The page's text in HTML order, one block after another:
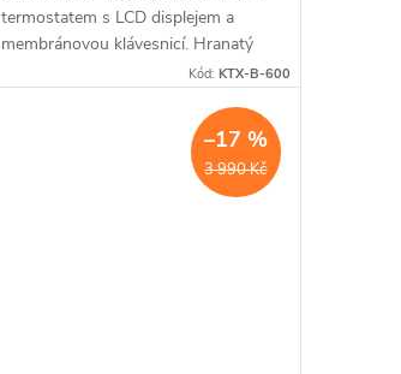
termostatem s LCD displejem a
membránovou klávesnicí. Hranatý
design vhodný pro všechny typy
Kód: KTX-B-600
3 990 Kč
–17 %